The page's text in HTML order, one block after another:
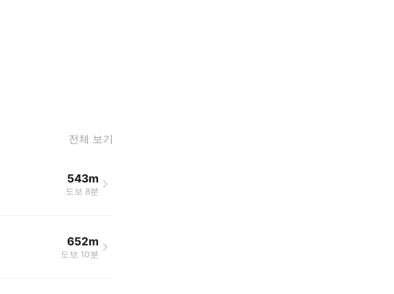
전체 보기
543m
도보 8분
652m
도보 10분